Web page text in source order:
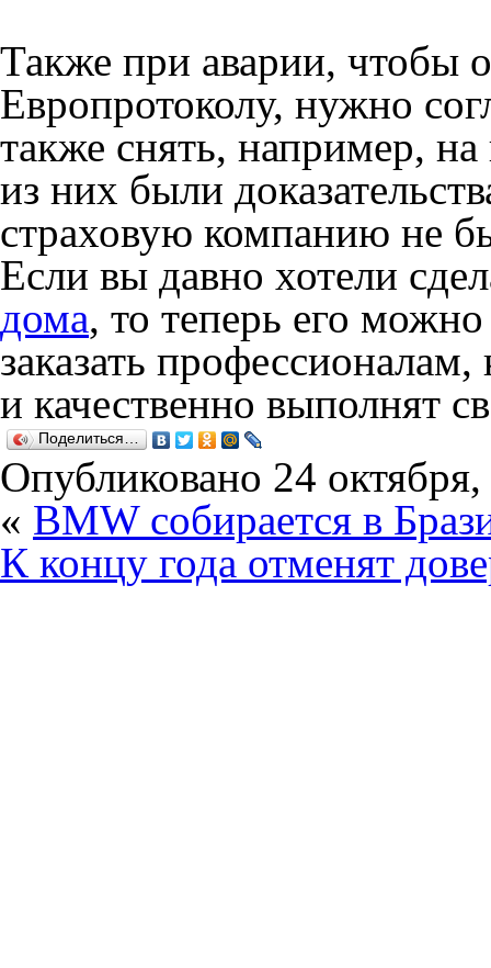
Также при аварии,
Европротоколу, нужно
также снять, например,
из них были
страховую компанию не
Если вы давно хотели
дома, то теперь его можно
заказать
и качественно выполнят
Поделиться…
Опубликовано 24
« BMW собирается в
К концу года отменят